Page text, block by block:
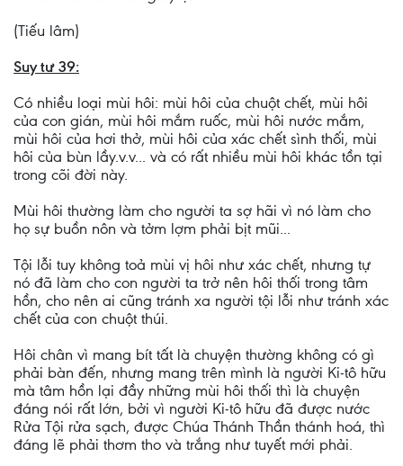
(Tiếu lâm)
Suy tư 39:
Có nhiều loại mùi hôi: mùi hôi của chuột chết, mùi hôi
của con gián, mùi hôi mắm ruốc, mùi hôi nước mắm,
mùi hôi của hơi thở, mùi hôi của xác chết sình thối, mùi
hôi của bùn lầy.v.v... và có rất nhiều mùi hôi khác tồn tại
trong cõi đời này.
Mùi hôi thường làm cho người ta sợ hãi vì nó làm cho
họ sự buồn nôn và tởm lợm phải bịt mũi...
Tội lỗi tuy không toả mùi vị hôi như xác chết, nhưng tự
nó đã làm cho con người ta trở nên hôi thối trong tâm
hồn, cho nên ai cũng tránh xa người tội lỗi như tránh xác
chết của con chuột thúi.
Hôi chân vì mang bít tất là chuyện thường không có gì
phải bàn đến, nhưng mang trên mình là người Ki-tô hữu
mà tâm hồn lại đầy những mùi hôi thối thì là chuyện
đáng nói rất lớn, bởi vì người Ki-tô hữu đã được nước
Rửa Tội rửa sạch, được Chúa Thánh Thần thánh hoá, thì
đáng lẽ phải thơm tho và trắng như tuyết mới phải.